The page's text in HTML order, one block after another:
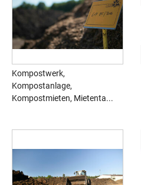
Kompostwerk,
Kompostanlage,
Kompostmieten, Mietenta...